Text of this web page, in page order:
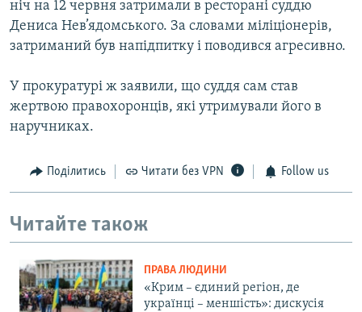
ніч на 12 червня затримали в ресторані суддю
Дениса Нев’ядомського. За словами міліціонерів,
затриманий був напідпитку і поводився агресивно.
У прокуратурі ж заявили, що суддя сам став
жертвою правохоронців, які утримували його в
наручниках.
Поділитись Читати без VPN Follow us
Читайте також
ПРАВА ЛЮДИНИ
«Крим – єдиний регіон, де
українці – меншість»: дискусія